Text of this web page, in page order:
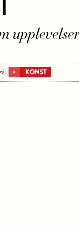
× KONST